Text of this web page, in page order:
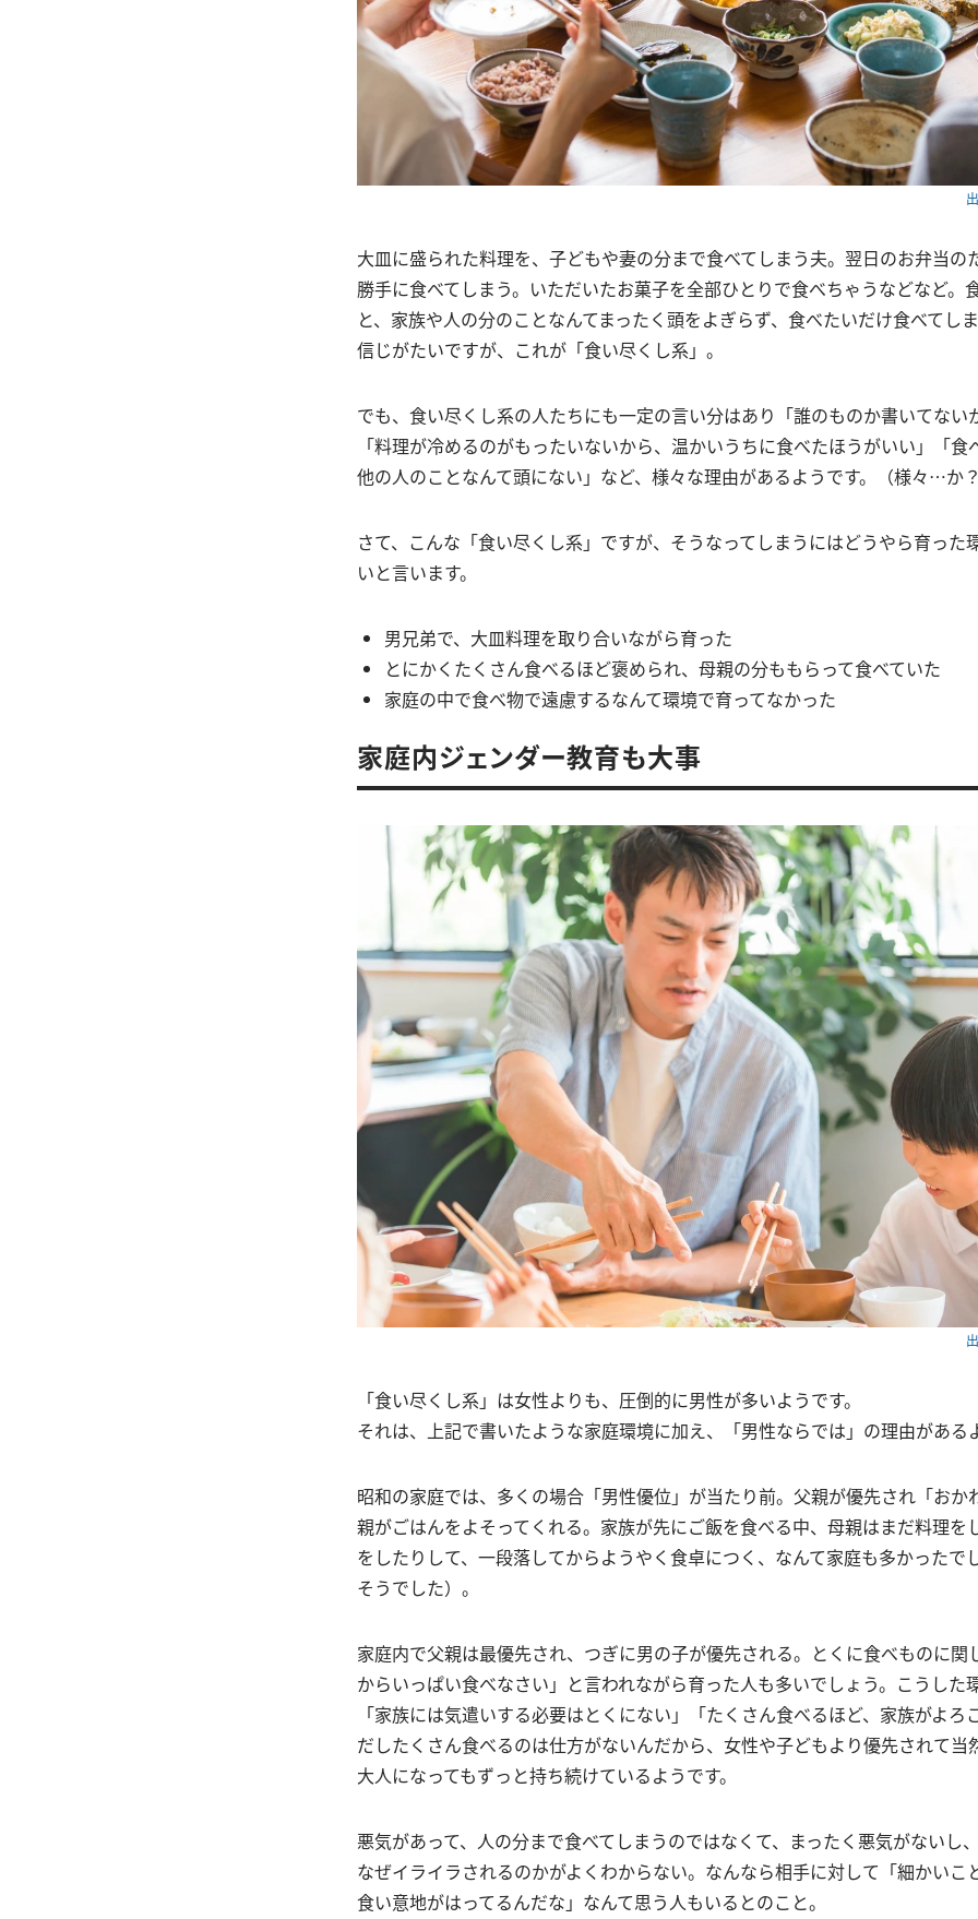
大皿に盛られた料理を、子どもや妻の分まで食べてしまう夫。翌日のお弁当の
勝手に食べてしまう。いただいたお菓子を全部ひとりで食べちゃうなどなど。
と、家族や人の分のことなんてまったく頭をよぎらず、食べたいだけ食べてし
信じがたいですが、これが「食い尽くし系」。
でも、食い尽くし系の人たちにも一定の言い分はあり「誰のものか書いてない
「料理が冷めるのがもったいないから、温かいうちに食べたほうがいい」「食
他の人のことなんて頭にない」など、様々な理由があるようです。（様々⋯か
さて、こんな「食い尽くし系」ですが、そうなってしまうにはどうやら育った
いと言います。
男兄弟で、大皿料理を取り合いながら育った
とにかくたくさん食べるほど褒められ、母親の分ももらって食べていた
家庭の中で食べ物で遠慮するなんて環境で育ってなかった
家庭内ジェンダー教育も大事
「食い尽くし系」は女性よりも、圧倒的に男性が多いようです。
それは、上記で書いたような家庭環境に加え、「男性ならでは」の理由がある
昭和の家庭では、多くの場合「男性優位」が当たり前。父親が優先され「おか
親がごはんをよそってくれる。家族が先にご飯を食べる中、母親はまだ料理を
をしたりして、一段落してからようやく食卓につく、なんて家庭も多かったで
そうでした）。
家庭内で父親は最優先され、つぎに男の子が優先される。とくに食べものに関
からいっぱい食べなさい」と言われながら育った人も多いでしょう。こうした
「家族には気遣いする必要はとくにない」「たくさん食べるほど、家族がよろ
だしたくさん食べるのは仕方がないんだから、女性や子どもより優先されて当
大人になってもずっと持ち続けているようです。
悪気があって、人の分まで食べてしまうのではなくて、まったく悪気がないし
なぜイライラされるのかがよくわからない。なんなら相手に対して「細かいこ
食い意地がはってるんだな」なんて思う人もいるとのこと。